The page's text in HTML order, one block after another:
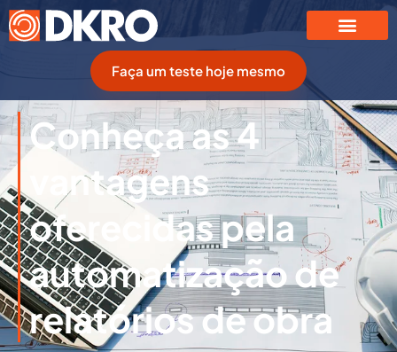
Faça um teste hoje mesmo
Conheça as 4
vantagens
oferecidas pela
automatização de
relatórios de obra